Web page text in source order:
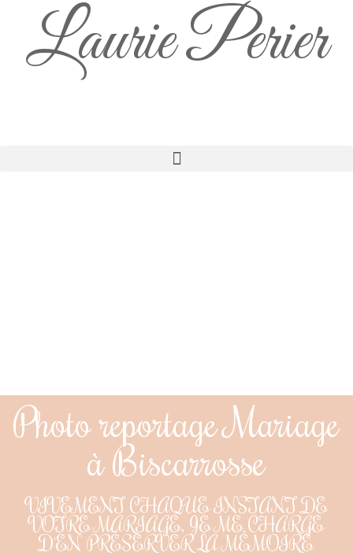
Laurie Perier
Photographe
Mariage à
Biscarrosse - Saisir
l'inoubliable
Photo reportage Mariage
à Biscarrosse
VIVEMENT CHAQUE INSTANT DE
VOTRE MARIAGE, JE ME CHARGE
D'EN PRÉSERVER LA MÉMOIRE